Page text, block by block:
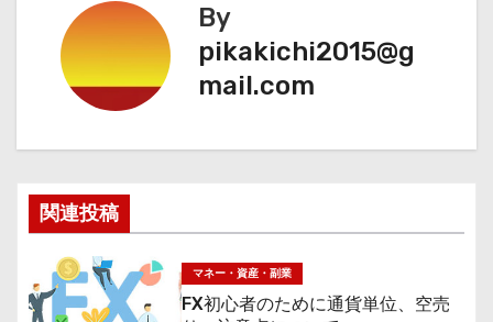
ビ
ゲ
シ
ョ
ン
By
pikakichi2015@g
mail.com
関連投稿
マネー・資産・副業
FX初心者のために通貨単位、空売